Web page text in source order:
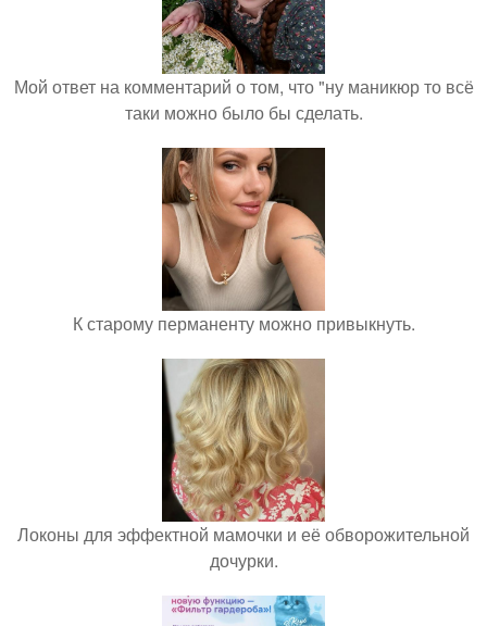
Мой ответ на комментарий о том, что "ну маникюр то всё
таки можно было бы сделать.
К старому перманенту можно привыкнуть.
Локоны для эффектной мамочки и её обворожительной
дочурки.